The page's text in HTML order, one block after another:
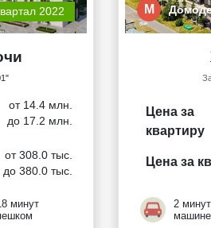
2022
от 14.4 млн.
до 17.2 млн.
от 308.0 тыс.
до 380.0 тыс.
минут
М
Цена за
квартиру
Цена за
2
машине